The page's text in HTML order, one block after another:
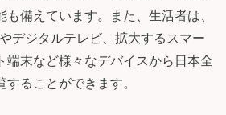
備えています。また、生活者は、
デジタルテレビ、拡大するスマー
端末など様々なデバイスから日本全
ることができます。